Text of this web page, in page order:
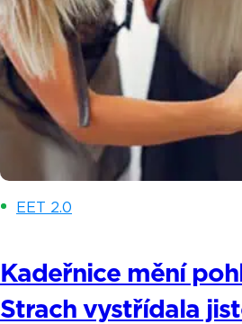
EET 2.0
Kadeřnice mění
Strach vystřídala